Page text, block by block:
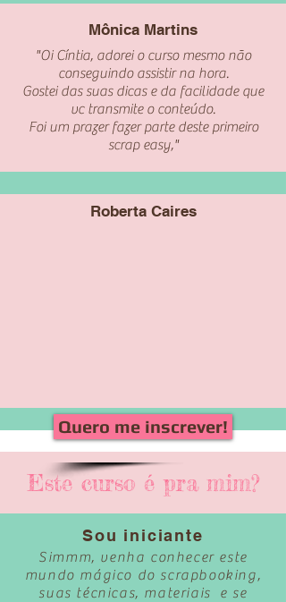
Este curso é pra mim?
Mônica Martins
"Oi Cíntia, adorei o curso mesmo não
conseguindo assistir na hora.
Gostei das suas dicas e da facilidade que
vc transmite o conteúdo.
Foi um prazer fazer parte deste primeiro
scrap easy,"
Roberta Caires
Quero me inscrever!
Sou iniciante
Simmm, venha conhecer este
mundo mágico do scrapbooking,
suas técnicas, materiais e se